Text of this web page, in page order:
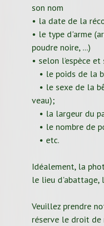
son nom
• la date de la
• le type d'arme
poudre noire, ...)
• selon l’espèce
• le poids de la
• le sexe de la
veau);
• la largeur du
• le nombre de
• etc.
Idéalement, la
le lieu d'abattage,
Veuillez prendre
réserve le droit de